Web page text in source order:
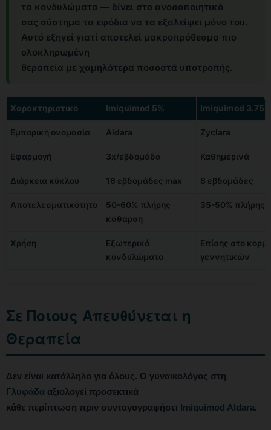
τα κονδυλώματα — δίνει στο ανοσοποιητικό
σας σύστημα τα εφόδια να τα εξαλείψει μόνο του.
Αυτό εξηγεί γιατί αποτελεί μακροπρόθεσμα πιο
ολοκληρωμένη
θεραπεία με χαμηλότερα ποσοστά υποτροπής.
Χαρακτηριστικό Imiquimod 5% Imiquimod 3.75%
Εμπορική ονομασία Aldara Zyclara
Εφαρμογή 3x/εβδομάδα Καθημερινά
Διάρκεια κύκλου 16 εβδομάδες max 8 εβδομάδες
Αποτελεσματικότητα
50-60% πλήρης
κάθαρση
35-50% πλήρης
Χρήση
Εξωτερικά
κονδυλώματα
Επίσης στο
γεννητικών
Σε Ποιους Απευθύνεται η
Θεραπεία
Δεν είναι κατάλληλο για όλους. Ο γυναικολόγος στη
Γλυφάδα αξιολογεί προσεκτικά
κάθε περίπτωση πριν συνταγογραφήσει Imiquimod Aldara.